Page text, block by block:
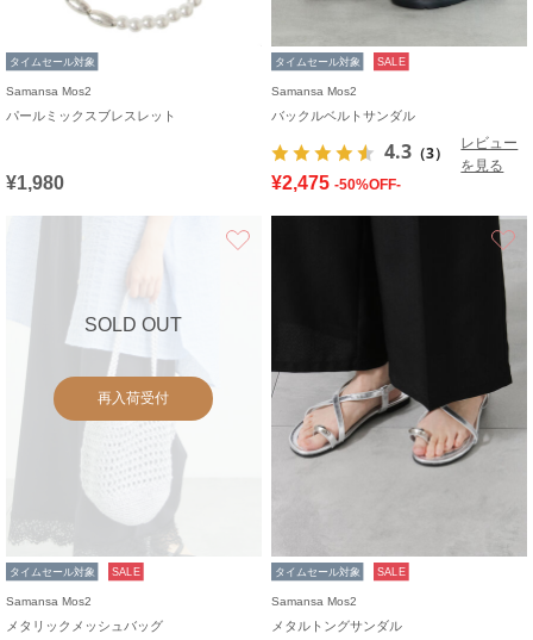
タイムセール対象
Samansa Mos2
パールミックスブレスレット
¥1,980
タイムセール対象 SALE
Samansa Mos2
バックルベルトサンダル
4.3 （3）
レビュー
を見る
¥2,475 -50%OFF-
SOLD OUT
再入荷受付
タイムセール対象 SALE
Samansa Mos2
メタリックメッシュバッグ
タイムセール対象 SALE
Samansa Mos2
メタルトングサンダル